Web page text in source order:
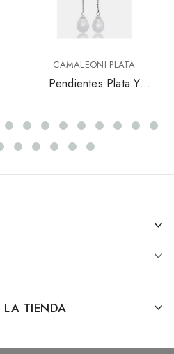
CAMALEONI PLATA
Pendientes Plata Y
LA TIENDA